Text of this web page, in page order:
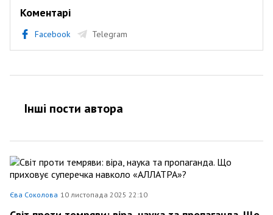
Коментарі
Facebook Telegram
Інші пости автора
Єва Соколова 10 листопада 2025 22:10